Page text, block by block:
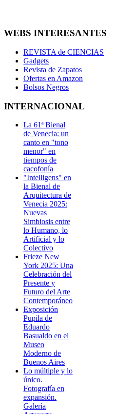
WEBS INTERESANTES
REVISTA de CIENCIAS
Gadgets
Revista de Zapatos
Ofertas en Amazon
Bolsos Negros
INTERNACIONAL
La 61ª Bienal
de Venecia: un
canto en "tono
menor" en
tiempos de
cacofonía
"Intelligens" en
la Bienal de
Arquitectura de
Venecia 2025:
Nuevas
Simbiosis entre
lo Humano, lo
Artificial y lo
Colectivo
Frieze New
York 2025: Una
Celebración del
Presente y
Futuro del Arte
Contemporáneo
Exposición
Pupila de
Eduardo
Basualdo en el
Museo
Moderno de
Buenos Aires
Lo múltiple y lo
único.
Fotografía en
expansión.
Galería